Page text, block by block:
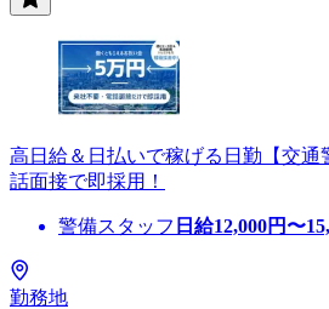
高日給＆日払いで稼げる日勤【交通
話面接で即採用！
警備スタッフ 日給12,000円〜
勤務地